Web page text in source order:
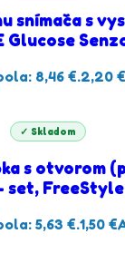
snímača s
Glucose
8,46 €.2,20 €
✓ Skladom
s otvorom
set,
5,63 €.1,50 €